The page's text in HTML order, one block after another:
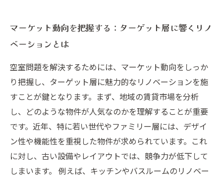
マーケット動向を把握する：ターゲット層に響くリノ
ベーションとは
空室問題を解決するためには、マーケット動向をしっか
り把握し、ターゲット層に魅力的なリノベーションを施
すことが鍵となります。まず、地域の賃貸市場を分析
し、どのような物件が人気なのかを理解することが重要
です。近年、特に若い世代やファミリー層には、デザイ
ン性や機能性を重視した物件が求められています。これ
に対し、古い設備やレイアウトでは、競争力が低下して
しまいます。 例えば、キッチンやバスルームのリノベー